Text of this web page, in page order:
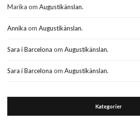
Marika om Augustikänslan.
Annika om Augustikänslan.
Sara i Barcelona om Augustikänslan.
Sara i Barcelona om Augustikänslan.
Kategorier